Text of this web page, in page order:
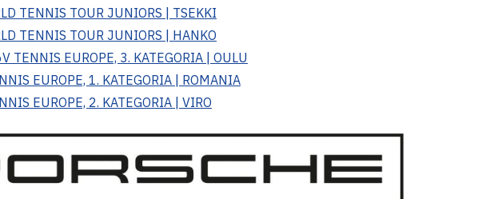
TENNIS TOUR JUNIORS | TSEKKI
TENNIS TOUR JUNIORS | HANKO
TENNIS EUROPE, 3. KATEGORIA | OULU
EUROPE, 1. KATEGORIA | ROMANIA
EUROPE, 2. KATEGORIA | VIRO